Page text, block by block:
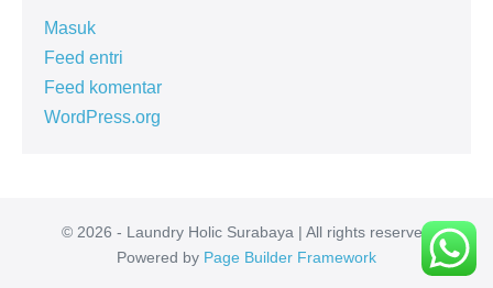
Masuk
Feed entri
Feed komentar
WordPress.org
© 2026 - Laundry Holic Surabaya | All rights reserved
Powered by Page Builder Framework